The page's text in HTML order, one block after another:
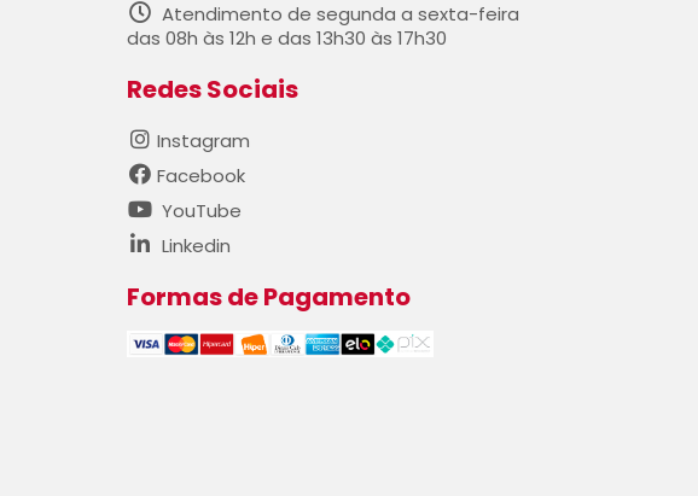
Atendimento de segunda a sexta-feira
das 08h às 12h e das 13h30 às 17h30
Redes Sociais
Instagram
Facebook
YouTube
Linkedin
Formas de Pagamento